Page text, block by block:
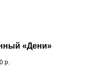
«Дени»
р.